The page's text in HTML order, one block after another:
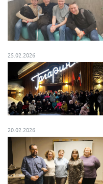
г. Москва
Московская область
Мурманская область
Нижегородская
Новгородская
Новосибирская
Омская область
Пензенская область
Республика
Республика Бурятия
25.02.2026
20.02.2026